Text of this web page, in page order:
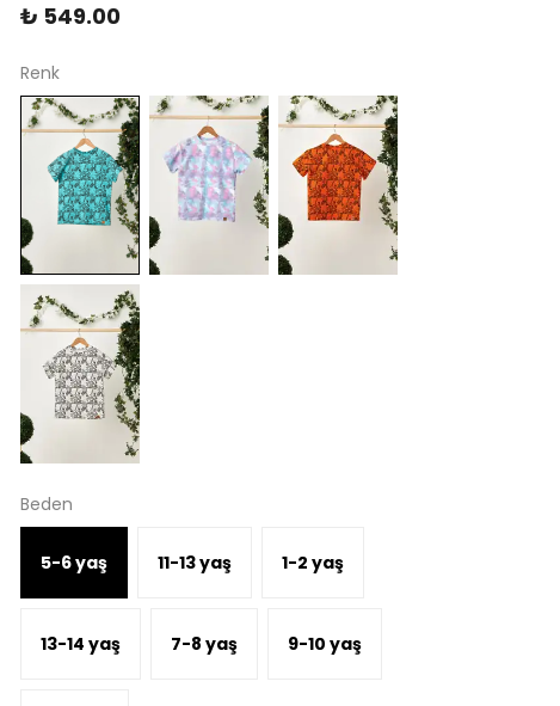
₺ 549.00
Renk
Beden
5-6 yaş 11-13 yaş 1-2 yaş
13-14 yaş 7-8 yaş 9-10 yaş